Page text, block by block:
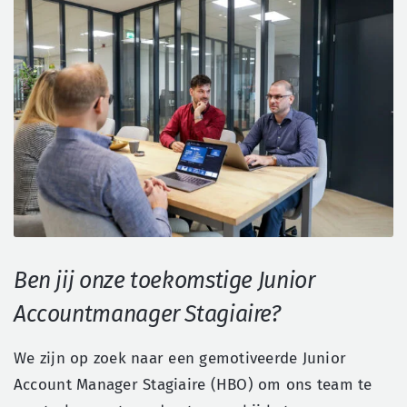
Over ons
Search
for:
Ben jij onze toekomstige Junior
Accountmanager Stagiaire?
We zijn op zoek naar een gemotiveerde Junior
Account Manager Stagiaire (HBO) om ons team te